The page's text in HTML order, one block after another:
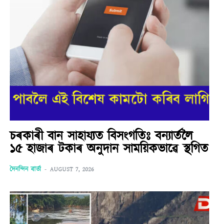
চৰকাৰী বান সাহায্যত বিসংগতিঃ বন্যাৰ্তলৈ
১৫ হাজাৰ টকাৰ অনুদান সাময়িকভাৱে স্থগিত
দৈনন্দিন বাৰ্তা - AUGUST 7, 2026